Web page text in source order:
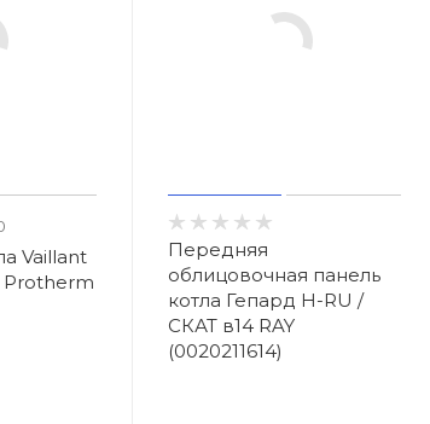
Vaillant
Protherm
Передняя
облицовочная панель
котла Гепард H-RU /
СКАТ в14 RAY
(0020211614)